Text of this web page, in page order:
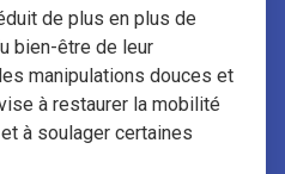
de plus en plus de
bien-être de leur
manipulations douces et
à restaurer la mobilité
à soulager certaines